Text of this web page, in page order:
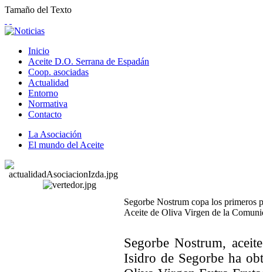
Tamaño del Texto
Inicio
Aceite D.O. Serrana de Espadán
Coop. asociadas
Actualidad
Entorno
Normativa
Contacto
La Asociación
El mundo del Aceite
Segorbe Nostrum copa los
Aceite de Oliva Virgen de la
Segorbe Nostrum,
Isidro de Segorbe ha